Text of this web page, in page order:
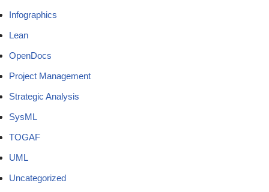
Infographics
Lean
OpenDocs
Project Management
Strategic Analysis
SysML
TOGAF
UML
Uncategorized